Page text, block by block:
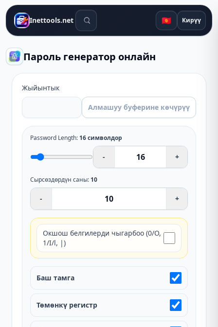
Inettools.net Издөө куралдары 🇰🇬 Кирүү
Пароль генератор онлайн
Жыйынтык
Алмашуу буферине көчүрүү
Password Length: 16символдор
- +
Сырсөздөрдүн саны: 10
- +
Окшош белгилерди чыгарбоо (0/O,
1/I/l, |)
Баш тамга
Төмөнкү регистр